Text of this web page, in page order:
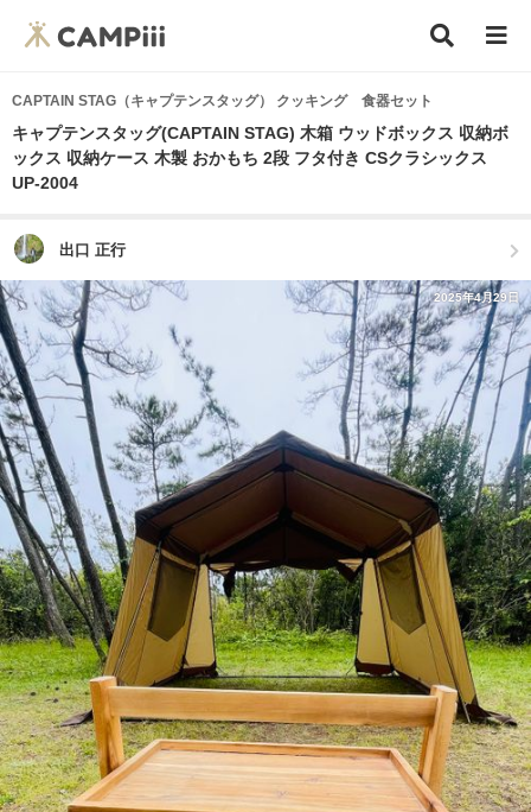
CAPTAIN STAG（キャプテンスタッグ） クッキング 食器セット
キャプテンスタッグ(CAPTAIN STAG) 木箱 ウッドボックス 収納ボ
ックス 収納ケース 木製 おかもち 2段 フタ付き CSクラシックス
UP-2004
出口 正行
2025年4月29日